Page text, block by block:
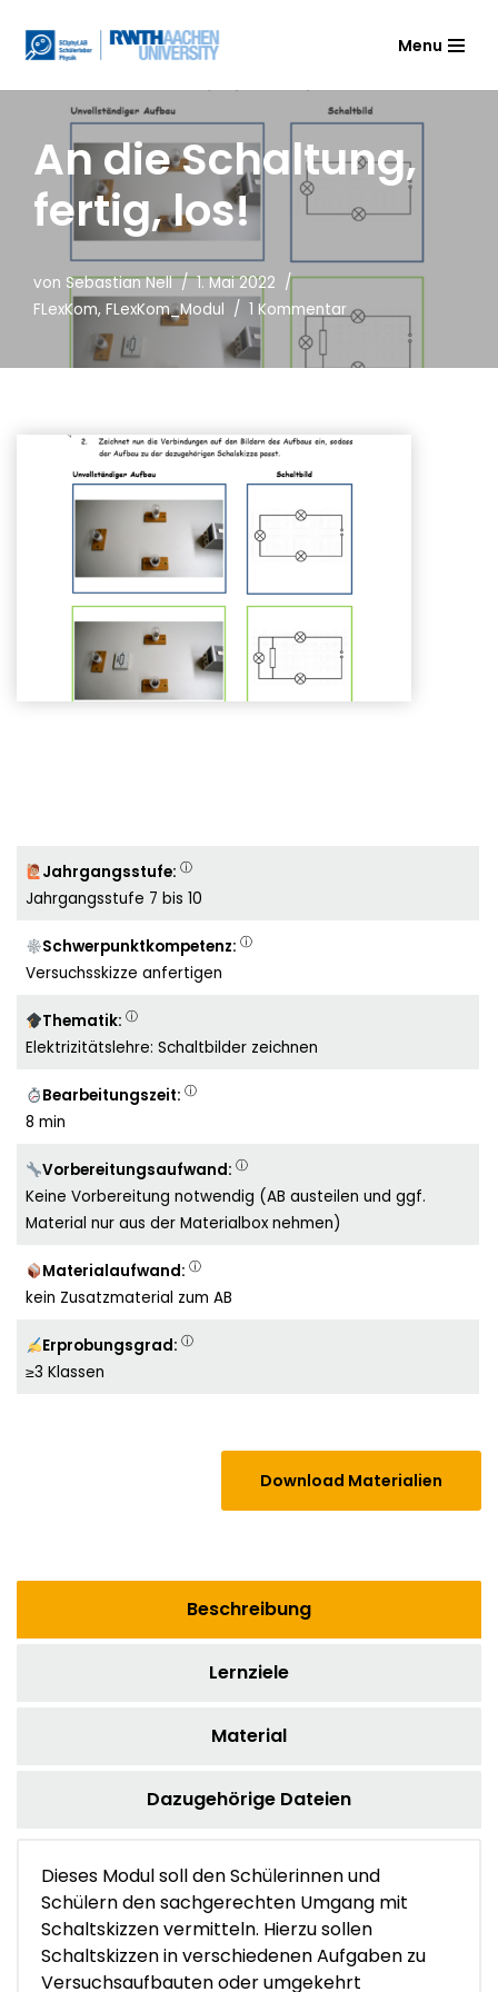
Zum
Inhalt
springen
Menu
An die Schaltung,
fertig, los!
von Sebastian Nell
1. Mai 2022
FLexKom, FLexKom_Modul 1 Kommentar
Jahrgangsstufe: ⓘ
Jahrgangsstufe 7 bis 10
Schwerpunktkompetenz: ⓘ
Versuchsskizze anfertigen
Thematik: ⓘ
Elektrizitätslehre: Schaltbilder zeichnen
Bearbeitungszeit: ⓘ
8 min
Vorbereitungsaufwand: ⓘ
Keine Vorbereitung notwendig (AB austeilen und ggf.
Material nur aus der Materialbox nehmen)
Materialaufwand: ⓘ
kein Zusatzmaterial zum AB
Erprobungsgrad: ⓘ
≥3 Klassen
Download Materialien
Beschreibung
Lernziele
Material
Dazugehörige Dateien
Dieses Modul soll den Schülerinnen und
Schülern den sachgerechten Umgang mit
Schaltskizzen vermitteln. Hierzu sollen
Schaltskizzen in verschiedenen Aufgaben zu
Versuchsaufbauten oder umgekehrt